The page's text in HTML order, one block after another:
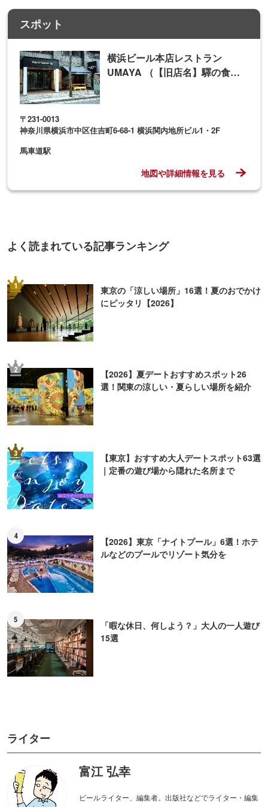
スポット
横浜ビール本店レストラン
UMAYA （【旧店名】驛の食
〒231-0013
神奈川県横浜市中区住吉町6-68-1 横浜関内地所ビル1・2F
馬車道駅
地図や詳細情報を見る
よく読まれている記事ランキング
1
東京の「涼しい場所」16選！夏のおでかけ
にピッタリ【2026】
2
【2026】夏デートおすすめスポット26
選！関東の涼しい・夏らしい場所を紹介
3
【東京】おすすめ大人デートスポット63選
｜定番の遊び場から隠れた名所まで
4
【2026】東京「ナイトプール」6選！ホテ
ルなどのプールでリゾート気分を
5
「暇な休日、何しよう？」大人の一人遊び
15選
ライター
富江 弘幸
ビールライター、編集者。出版社などでライター・編集